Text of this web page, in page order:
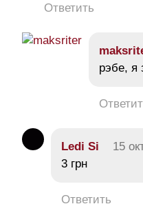
Ответить
рэбе, я
Ledi Si 15
3 грн
Ответить